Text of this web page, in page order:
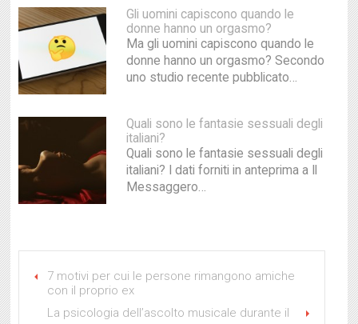
Gli uomini capiscono quando le
donne hanno un orgasmo?
Ma gli uomini capiscono quando le
donne hanno un orgasmo? Secondo
uno studio recente pubblicato…
Quali sono le fantasie sessuali degli
italiani?
Quali sono le fantasie sessuali degli
italiani? I dati forniti in anteprima a Il
Messaggero…
7 motivi per cui le persone rimangono amiche
con il proprio ex
La psicologia dell’ascolto musicale durante il